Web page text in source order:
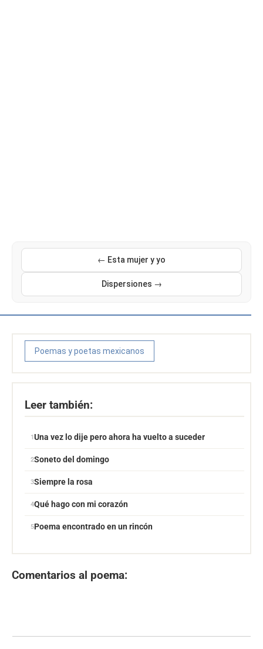
← Esta mujer y yo
Dispersiones →
Poemas y poetas mexicanos
Leer también:
Una vez lo dije pero ahora ha vuelto a suceder
Soneto del domingo
Siempre la rosa
Qué hago con mi corazón
Poema encontrado en un rincón
Comentarios al poema: